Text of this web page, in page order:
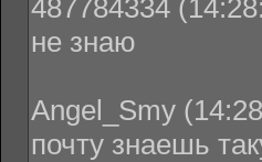
487784334
не знаю
Angel_Smy
почту знаешь